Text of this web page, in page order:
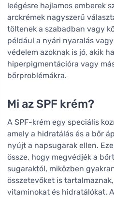
leégésre hajlamos emberek
arckrémek nagyszerű
töltenek a szabadban vagy
például a nyári nyaralás
védelem azoknak is jó, akik
hiperpigmentációra vagy
bőrproblémákra.
Mi az SPF krém?
A SPF-krém egy speciális
amely a hidratálás és a bőr
nyújt a napsugarak ellen.
össze, hogy megvédjék a
sugaraktól, miközben
összetevőket is
vitaminokat és hidratálókat.